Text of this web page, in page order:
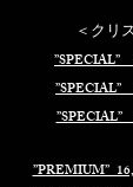
＜クリ
”SPECIAL”
”PREMIUM”